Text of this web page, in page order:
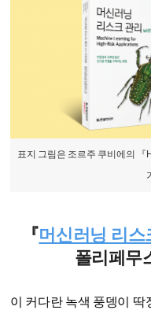
표지 그림은 조르주 쿠비에의
『머신러닝 리
폴리페무
이 커다란 녹색 풍뎅이 딱